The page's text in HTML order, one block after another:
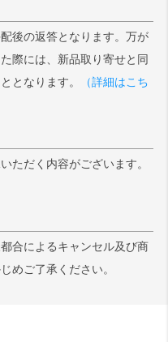
後の返答となります。万が
際には、新品取り寄せと同
となります。
（詳細はこち
ただく内容がございます。
合によるキャンセル及び商
めご了承ください。